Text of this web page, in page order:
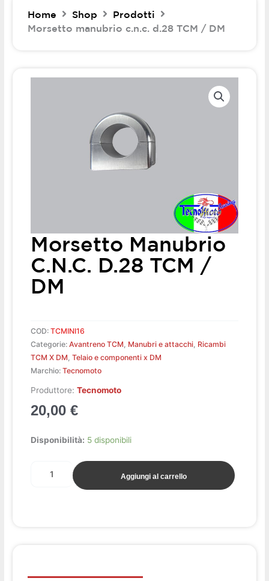
Home Shop
Prodotti
Morsetto manubrio c.n.c. d.28 TCM / DM
Morsetto Manubrio
C.n.c. D.28 TCM /
DM
COD:TCMINI16
Categorie:Avantreno TCM Manubri e attacchi Ricambi
TCM X DM ,Telaio e componenti x DM
Marchio:Tecnomoto
Produttore:Tecnomoto
20,00€
Disponibilità: 5 disponibili
Morsetto
Aggiungi al carrello